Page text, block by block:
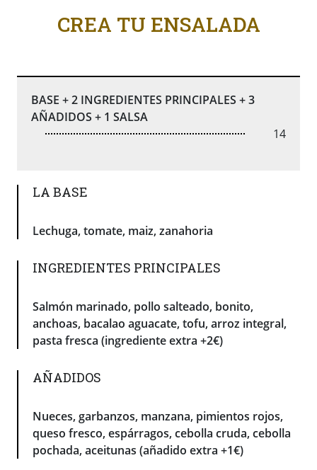
CREA TU ENSALADA
BASE + 2 INGREDIENTES PRINCIPALES + 3
AÑADIDOS + 1 SALSA
14
LA BASE
Lechuga, tomate, maiz, zanahoria
INGREDIENTES PRINCIPALES
Salmón marinado, pollo salteado, bonito,
anchoas, bacalao aguacate, tofu, arroz integral,
pasta fresca (ingrediente extra +2€)
AÑADIDOS
Nueces, garbanzos, manzana, pimientos rojos,
queso fresco, espárragos, cebolla cruda, cebolla
pochada, aceitunas (añadido extra +1€)